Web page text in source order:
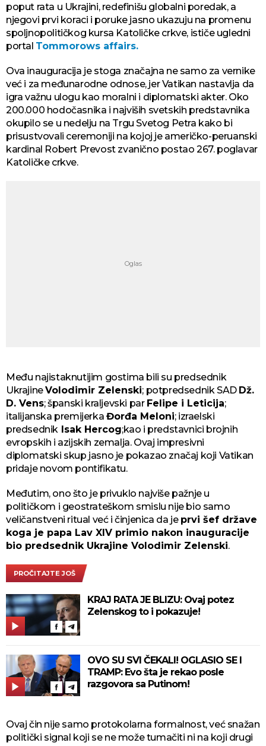
poput rata u Ukrajini, redefinišu globalni poredak, a
njegovi prvi koraci i poruke jasno ukazuju na promenu
spoljnopolitičkog kursa Katoličke crkve, ističe ugledni
portal Tommorows affairs.
Ova inauguracija je stoga značajna ne samo za vernike
već i za međunarodne odnose, jer Vatikan nastavlja da
igra važnu ulogu kao moralni i diplomatski akter. Oko
200.000 hodočasnika i najviših svetskih predstavnika
okupilo se u nedelju na Trgu Svetog Petra kako bi
prisustvovali ceremoniji na kojoj je američko-peruanski
kardinal Robert Prevost zvanično postao 267. poglavar
Katoličke crkve.
Među najistaknutijim gostima bili su predsednik
UkrajineVolodimir Zelenski; potpredsednik SAD Dž.
D. Vens; španski kraljevski par Felipe i Leticija;
italijanska premijerka Đorđa Meloni; izraelski
predsednik Isak Hercog;kao i predstavnici brojnih
evropskih i azijskih zemalja. Ovaj impresivni
diplomatski skup jasno je pokazao značaj koji Vatikan
pridaje novom pontifikatu.
Međutim, ono što je privuklo najviše pažnje u
političkom i geostrateškom smislu nije bio samo
veličanstveni ritual već i činjenica da je prvi šef države
koga je papa Lav XIV primio nakon inauguracije
bio predsednik Ukrajine Volodimir Zelenski.
PROČITAJTE JOŠ
KRAJ RATA JE BLIZU: Ovaj potez
Zelenskog to i pokazuje!
OVO SU SVI ČEKALI! OGLASIO SE I
TRAMP: Evo šta je rekao posle
razgovora sa Putinom!
Ovaj čin nije samo protokolarna formalnost, već snažan
politički signal koji se ne može tumačiti ni na koji drugi